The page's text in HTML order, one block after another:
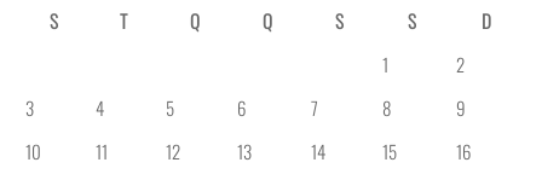
S
T Q Q S S
D
1
2
3
4 5 6 7 8
9
10
11 12 13 14 15
16